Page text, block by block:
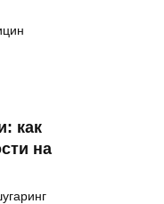
как
на